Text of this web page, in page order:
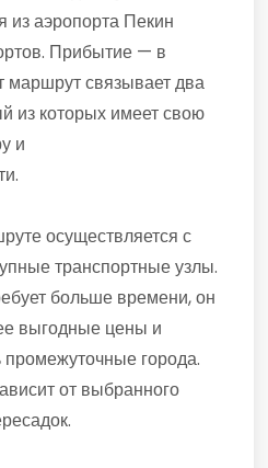
из аэропорта Пекин
Прибытие — в
маршрут связывает два
из которых имеет свою
и
осуществляется с
транспортные узлы.
больше времени, он
выгодные цены и
промежуточные города.
от выбранного